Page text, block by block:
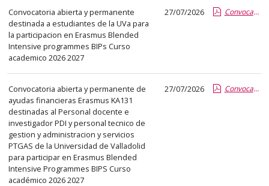
Convocatoria abierta y permanente
destinada a estudiantes de la UVa para
la participacion en Erasmus Blended
Intensive programmes BIPs Curso
academico 2026 2027
27/07/2026 Convocatoria BIPs estudiantes 2026 2027.pdf.pdf
Convocatoria abierta y permanente de
ayudas financieras Erasmus KA131
destinadas al Personal docente e
investigador PDI y personal tecnico de
gestion y administracion y servicios
PTGAS de la Universidad de Valladolid
para participar en Erasmus Blended
Intensive Programmes BIPS Curso
académico 2026 2027
27/07/2026 Convocatoria BIPs PDI y PTGAS 2026 2027.pdf.pdf